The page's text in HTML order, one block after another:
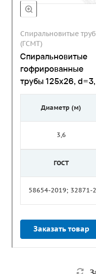
Спиральновитые
(ГСМТ)
Спиральновитые
гофрированные
трубы 125х26,
Диаметр (м)
3,6
ГОСТ
58654-2019; 32871-
Заказать товар